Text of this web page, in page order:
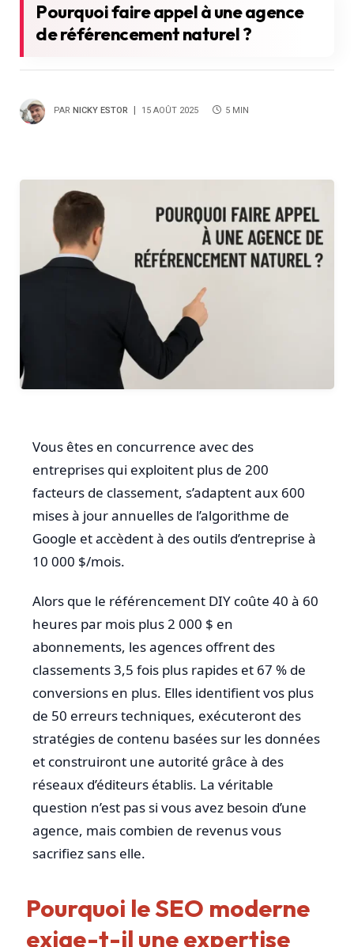
Pourquoi faire appel à une agence
de référencement naturel ?
PAR NICKY ESTOR 15 AOÛT 2025 5 MIN
Vous êtes en concurrence avec des
entreprises qui exploitent plus de 200
facteurs de classement, s’adaptent aux 600
mises à jour annuelles de l’algorithme de
Google et accèdent à des outils d’entreprise à
10 000 $/mois.
Alors que le référencement DIY coûte 40 à 60
heures par mois plus 2 000 $ en
abonnements, les agences offrent des
classements 3,5 fois plus rapides et 67 % de
conversions en plus. Elles identifient vos plus
de 50 erreurs techniques, exécuteront des
stratégies de contenu basées sur les données
et construiront une autorité grâce à des
réseaux d’éditeurs établis. La véritable
question n’est pas si vous avez besoin d’une
agence, mais combien de revenus vous
sacrifiez sans elle.
Pourquoi le SEO moderne
exige-t-il une expertise